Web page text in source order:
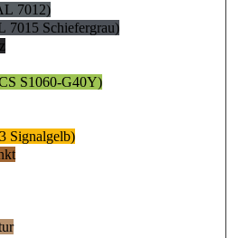
7012)
7015 Schiefergrau)
S1060-G40Y)
Signalgelb)